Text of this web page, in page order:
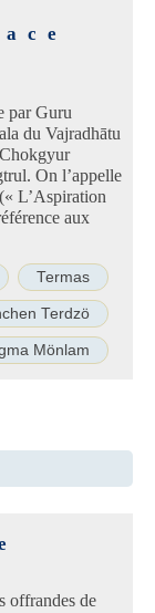
par Guru
du Vajradhātu
On l’appelle
(« L’Aspiration
aux
Termas
Terdzö
Mönlam
offrandes de